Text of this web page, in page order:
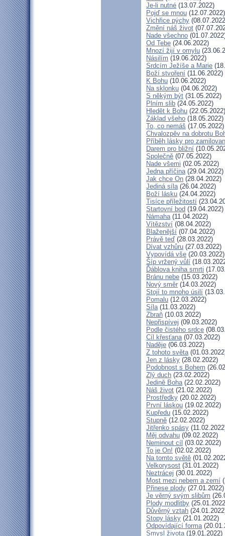
Je-li nutné (13.07.2022)
Pojď se mnou (12.07.2022)
Vichřice pýchy
Změní náš život
Nade všechno
Od Tebe (24.06.2022)
Mnozí žijí v omylu
Násilím (19.06.2022)
Srdcím Ježíše a Marie
Boží stvoření (11.06.2022)
K Bohu (10.06.2022)
Na sklonku (04.06.2022)
S někým být (31.05.2022)
Plním slib (24.05.2022)
Hledět k Bohu (22.05.2022)
Základ všeho (18.05.2022)
To, co nemáš (17.05.2022)
Chvalozpěv na dobrotu
Příběh lásky pro
Darem pro bližní
Společně (07.05.2022)
Nade všemi (02.05.2022)
Jedna příčina(29.04.2022)
Jak chce On (28.04.2022)
Jediná síla(26.04.2022)
Boží lásku (24.04.2022)
Tisíce příležitostí
Startovní bod (19.04.2022)
Námaha(11.04.2022)
Vítězství (08.04.2022)
Blaženější (07.04.2022)
Právě teď (28.03.2022)
Dívat vzhůru (27.03.2022)
Vypovídá vše (20.03.2022)
Šíp vržený vůlí
Ďáblova kniha smrti
Bránu nebe (15.03.2022)
Nový směr (14.03.2022)
Stojí to mnoho úsilí
Pomalu (12.03.2022)
Síla(11.03.2022)
Zbraň (10.03.2022)
Nepřispívej (09.03.2022)
Podle čistého srdce
Cíl křesťana(07.03.2022)
Naděje (06.03.2022)
Z tohoto světa
Jen z lásky (28.02.2022)
Podobnost s Bohem
Zlý duch (23.02.2022)
Jedině Boha(22.02.2022)
Náš život (21.02.2022)
Prostředky (20.02.2022)
První láskou (19.02.2022)
Kupředu (15.02.2022)
Stupně (12.02.2022)
Jitřenko spásy
Měj odvahu (09.02.2022)
Neminout cíl (03.02.2022)
To je On! (02.02.2022)
Na tomto světě
Velkorysost (31.01.2022)
Neztrácej (30.01.2022)
Most mezi nebem a zemí
Přinese plody (27.01.2022)
Je věrný svým slibům
Plody modlitby
Důvěrný vztah
Stopy lásky (21.01.2022)
Odpovídající forma
Smysl života(19.01.2022)